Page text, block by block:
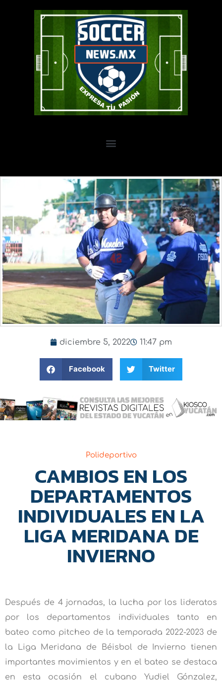
diciembre 5, 2022 11:47 pm
Facebook Twitter
Polideportivo
CAMBIOS EN LOS
DEPARTAMENTOS
INDIVIDUALES EN LA
LIGA MERIDANA DE
INVIERNO
Después de 4 jornadas, la lucha por los lideratos
por los departamentos individuales tanto en
bateo como pitcheo de la temporada 2022-2023 de
la Liga Meridana de Béisbol de Invierno tienen
importantes movimientos y en el bateo se destaca
en esta ocasión el cubano Yudiel Gónzalez,